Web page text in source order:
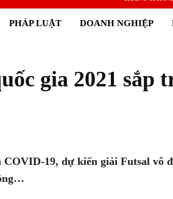
PHÁP LUẬT DOANH NGHIỆP
gia 2021 sắp
19, dự kiến giải Futsal vô